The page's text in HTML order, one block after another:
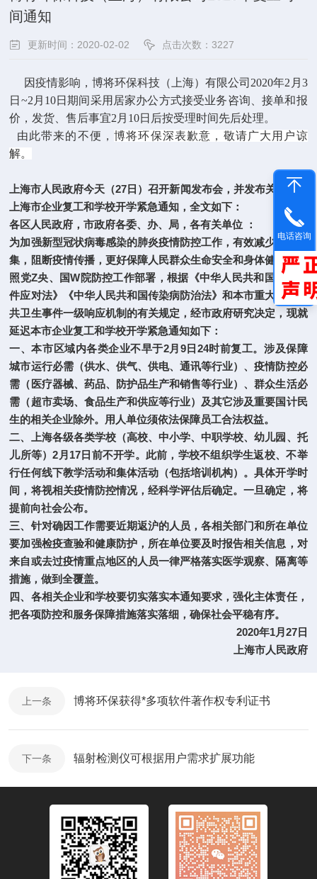
间通知
更新时间：2020-02-02 点击次数：3227
因疫情影响，博将环保科技（上海）有限公司2020年2月3
日~2月10日期间采用居家办公方式接受业务咨询、接单和报
价，发货、售后事宜2月10日后按受理时间先后处理。
由此带来的不便，博将环保深表歉意，敬请广大用户谅
解。
上海市人民政府今天（27日）召开新闻发布会，并发布关于延迟
上海市企业复工和学校开学紧急通知，全文如下：
各区人民政府，市政府各委、办、局，各有关单位 ：
为加强新型冠状病毒感染的肺炎疫情防控工作，有效减少人员聚
集，阻断疫情传播，更好保障人民群众生命安全和身体健康，按
照党Z央、国W院防控工作部署，根据《中华人民共和国突发事
件应对法》《中华人民共和国传染病防治法》和本市重大突发公
共卫生事件一级响应机制的有关规定，经市政府研究决定，现就
延迟本市企业复工和学校开学紧急通知如下：
一、本市区域内各类企业不早于2月9日24时前复工。涉及保障
城市运行必需（供水、供气、供电、通讯等行业）、疫情防控必
需（医疗器械、药品、防护品生产和销售等行业）、群众生活必
需（超市卖场、食品生产和供应等行业）及其它涉及重要国计民
生的相关企业除外。用人单位须依法保障员工合法权益。
二、上海各级各类学校（高校、中小学、中职学校、幼儿园、托
儿所等）2月17日前不开学。此前，学校不组织学生返校、不举
行任何线下教学活动和集体活动（包括培训机构）。具体开学时
间，将视相关疫情防控情况，经科学评估后确定。一旦确定，将
提前向社会公布。
三、针对确因工作需要近期返沪的人员，各相关部门和所在单位
要加强检疫查验和健康防护，所在单位要及时报告相关信息，对
来自或去过疫情重点地区的人员一律严格落实医学观察、隔离等
措施，做到全覆盖。
四、各相关企业和学校要切实落实本通知要求，强化主体责任，
把各项防控和服务保障措施落实落细，确保社会平稳有序。
2020年1月27日
上海市人民政府
上一条 博将环保获得*多项软件著作权专利证书
下一条 辐射检测仪可根据用户需求扩展功能
电话咨询